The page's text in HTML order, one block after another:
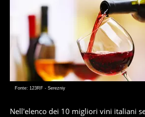
Fonte: 123RF - Serezniy
Nell'elenco dei 10 migliori vini italiani